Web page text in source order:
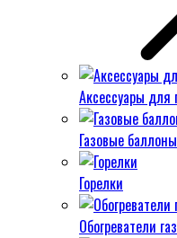
Аксессуары для
Газовые баллоны
Горелки
Обогреватели